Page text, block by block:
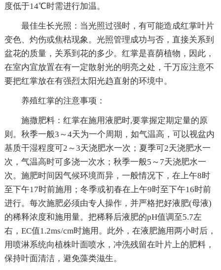
度低于14℃时需进行加温。
最佳生长光照：当光照过强时，有可能造成红掌叶片
变色、灼伤或焦枯现象。光照管理成功与否，直接关系到
盆花的质量，关系到花的多少。红掌是喜荫植物，因此，
在室内宜放置在有一定散射光的明亮之处，千万应注意不
要把红掌放在有强烈太阳光趋直射的环境中。
养殖红掌的注意事项：
施撒肥料：红掌在施用液肥时,要掌握定期定量的原
则。秋季一般3～4天为一个周期，如气温高，可以视盆内
基质干湿程度可2～3天浇肥水一次；夏季可2天浇肥水一
次，气温高时可多浇一次水；秋季一般5～7天浇肥水一
次。施肥时间因气候环境而异，一般情况下，在上午8时
至下午17时前施用；冬季或初春在上午9时至下午16时前
进行。每次施肥必须由专人操作，并严格把好液肥(母液)
的稀释浓度和施用量。把稀释后液肥的pH值调至5.7左
右，EC值1.2ms/cm时施用。此外，在液肥施用两小时后，
用喷淋系统向植株叶面喷水，冲洗残留在叶片上的肥料，
保持叶面清洁，避免藻类滋生。